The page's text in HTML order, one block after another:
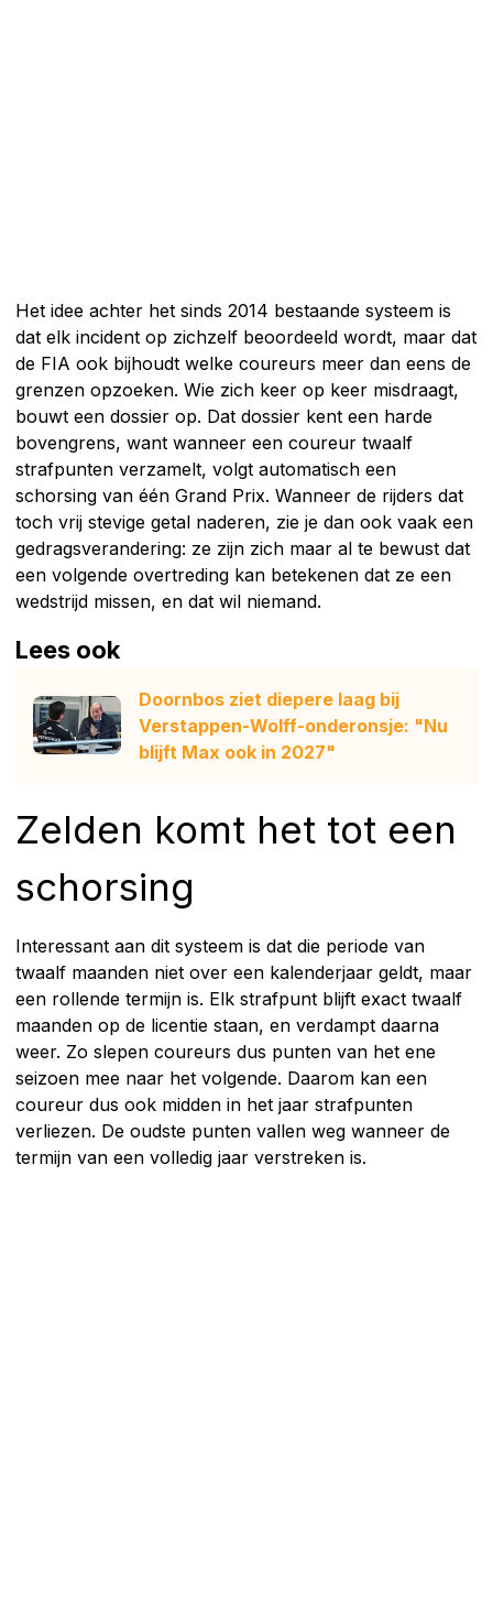
Het idee achter het sinds 2014 bestaande systeem is
dat elk incident op zichzelf beoordeeld wordt, maar dat
de FIA ook bijhoudt welke coureurs meer dan eens de
grenzen opzoeken. Wie zich keer op keer misdraagt,
bouwt een dossier op. Dat dossier kent een harde
bovengrens, want wanneer een coureur twaalf
strafpunten verzamelt, volgt automatisch een
schorsing van één Grand Prix. Wanneer de rijders dat
toch vrij stevige getal naderen, zie je dan ook vaak een
gedragsverandering: ze zijn zich maar al te bewust dat
een volgende overtreding kan betekenen dat ze een
wedstrijd missen, en dat wil niemand.
Lees ook
Doornbos ziet diepere laag bij
Verstappen-Wolff-onderonsje: "Nu
blijft Max ook in 2027"
Zelden komt het tot een
schorsing
Interessant aan dit systeem is dat die periode van
twaalf maanden niet over een kalenderjaar geldt, maar
een rollende termijn is. Elk strafpunt blijft exact twaalf
maanden op de licentie staan, en verdampt daarna
weer. Zo slepen coureurs dus punten van het ene
seizoen mee naar het volgende. Daarom kan een
coureur dus ook midden in het jaar strafpunten
verliezen. De oudste punten vallen weg wanneer de
termijn van een volledig jaar verstreken is.